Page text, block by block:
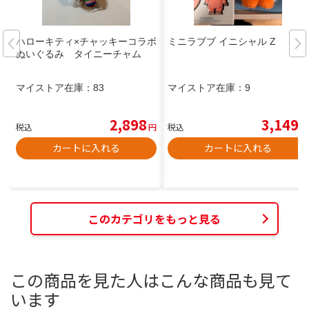
ハローキティ×チャッキーコラボ
ぬいぐるみ タイニーチャム
マイストア在庫： 83
税込 2,898円
カートに入れる
ミニラブブ イニシャル Z
マイストア在庫： 9
税込 3,149
カートに入れる
このカテゴリをもっと見る
この商品を見た人はこんな商品も見て
います